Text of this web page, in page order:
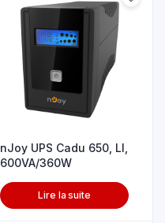
nJoy UPS Cadu 650, LI,
600VA/360W
Lire la suite